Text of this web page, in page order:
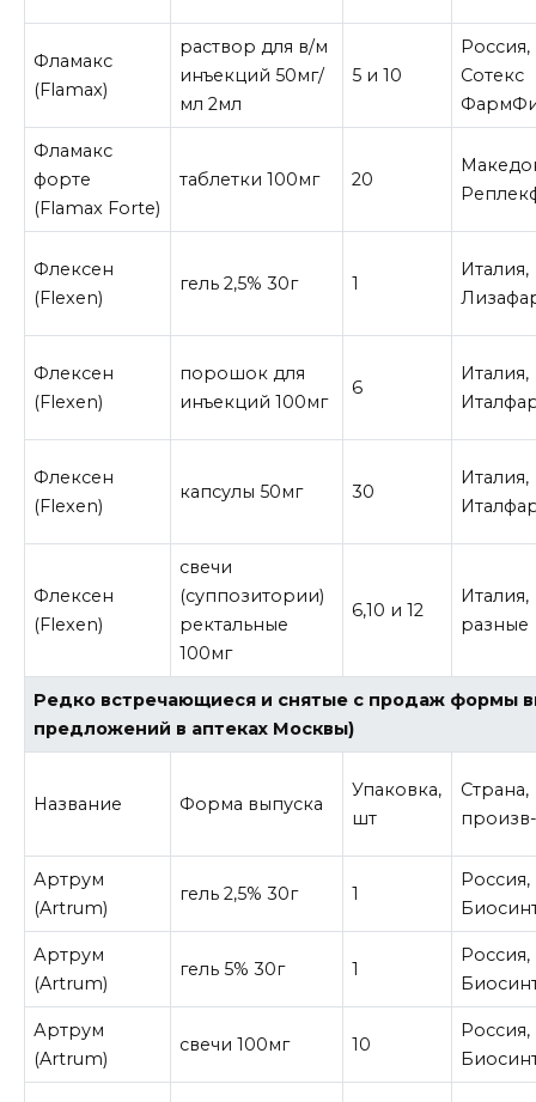
Фламакс
(Flamax)
раствор для в/м
инъекций 50мг/
мл 2мл
5 и 10
Россия,
Сотекс
Фламакс
форте
(Flamax Forte)
таблетки 100мг 20
Флексен
(Flexen)
гель 2,5% 30г 1
Италия,
Флексен
(Flexen)
порошок для
инъекций 100мг
6
Италия,
Флексен
(Flexen)
капсулы 50мг 30
Италия,
Флексен
(Flexen)
свечи
(суппозитории)
ректальные
100мг
6,10 и 12
Италия,
разные
Редко встречающиеся и снятые с продаж формы
предложений в аптеках Москвы)
Название Форма выпуска
Упаковка,
шт
Страна,
Артрум
(Artrum)
гель 2,5% 30г 1
Россия,
Артрум
(Artrum)
гель 5% 30г 1
Россия,
Артрум
(Artrum)
свечи 100мг 10
Россия,